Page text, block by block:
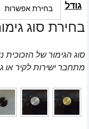
גודל
בחירת סוג
סוג הגימור של הזכוכית
מתחבר ישירות לקיר או